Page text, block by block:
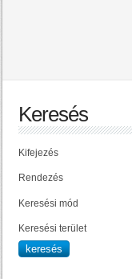
Keresés
Kifejezés
Rendezés
Keresési mód
Keresési terület